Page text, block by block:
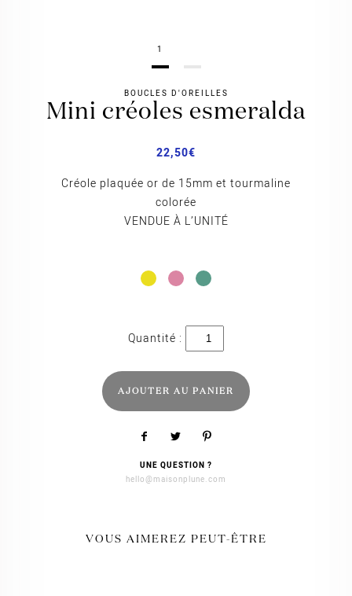
1
BOUCLES D'OREILLES
mini créoles esmeralda
22,50€
Créole plaquée or de 15mm et tourmaline
colorée
VENDUE À L’UNITÉ
quantité
Mini
Esmeralda
AJOUTER AU PANIER
UNE QUESTION ?
hello@maisonplune.com
VOUS AIMEREZ PEUT-ÊTRE